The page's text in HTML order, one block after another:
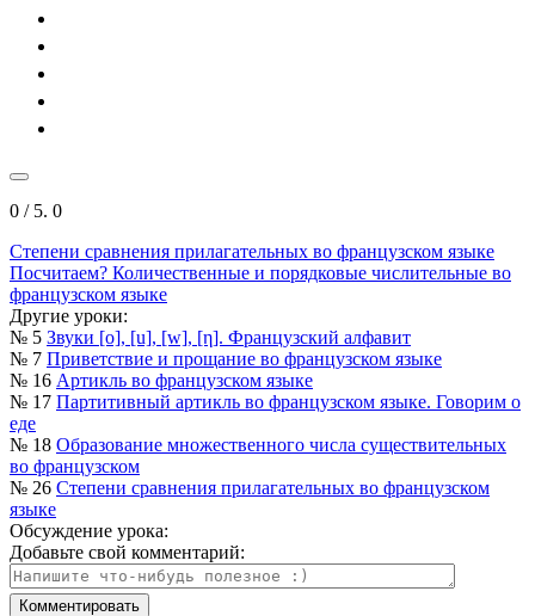
0 / 5. 0
Степени сравнения прилагательных во французском языке
Посчитаем? Количественные и порядковые числительные во
французском языке
Другие уроки:
№ 5 Звуки [о], [u], [w], [η]. Французский алфавит
№ 7 Приветствие и прощание во французском языке
№ 16 Артикль во французском языке
№ 17 Партитивный артикль во французском языке. Говорим о
еде
№ 18 Образование множественного числа существительных
во французском
№ 26 Степени сравнения прилагательных во французском
языке
Обсуждение урока:
Добавьте свой комментарий: